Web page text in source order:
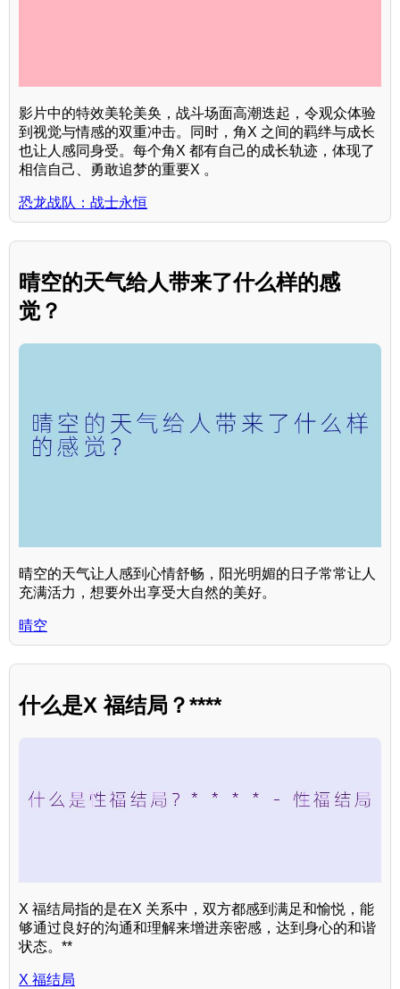
影片中的特效美轮美奂，战斗场面高潮迭起，令观众体验
到视觉与情感的双重冲击。同时，角X 之间的羁绊与成长
也让人感同身受。每个角X 都有自己的成长轨迹，体现了
相信自己、勇敢追梦的重要X 。
恐龙战队：战士永恒
晴空的天气给人带来了什么样的感
觉？
晴空的天气让人感到心情舒畅，阳光明媚的日子常常让人
充满活力，想要外出享受大自然的美好。
晴空
什么是X 福结局？****
X 福结局指的是在X 关系中，双方都感到满足和愉悦，能
够通过良好的沟通和理解来增进亲密感，达到身心的和谐
状态。**
X 福结局